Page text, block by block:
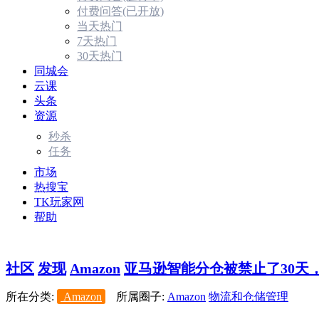
付费问答(已开放)
当天热门
7天热门
30天热门
同城会
云课
头条
资源
秒杀
任务
市场
热搜宝
TK玩家网
帮助
社区 发现 Amazon 亚马逊智能分仓被禁止了30天
所在分类: Amazon 所属圈子: Amazon 物流和仓储管理